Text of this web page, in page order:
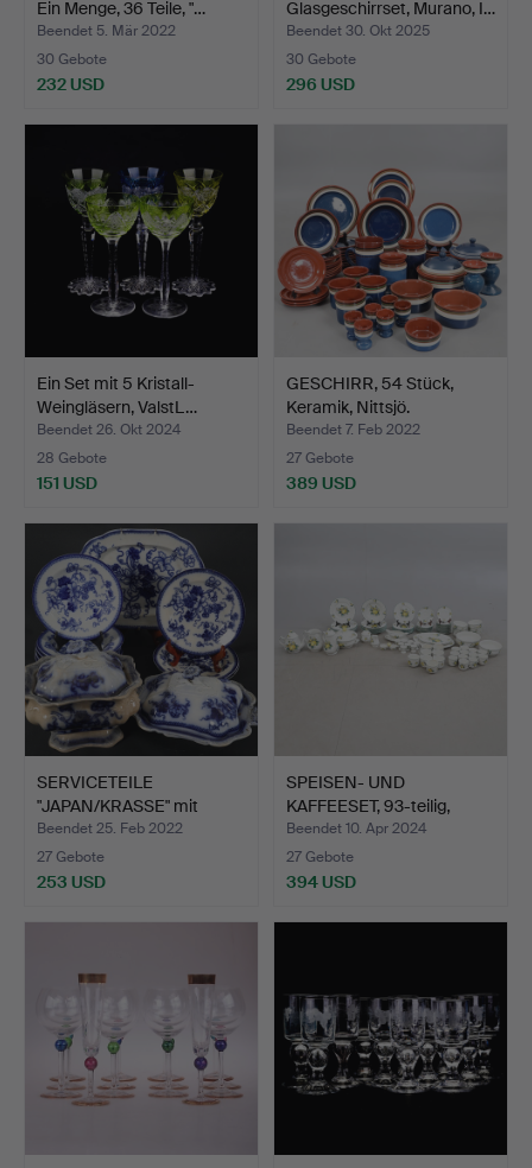
Ein Menge, 36 Teile, "…
Beendet 5. Mär 2022
30 Gebote
232 USD
Glasgeschirrset, Murano, I…
Beendet 30. Okt 2025
30 Gebote
296 USD
Ein Set mit 5 Kristall-
Weingläsern, ValstL…
Beendet 26. Okt 2024
28 Gebote
151 USD
GESCHIRR, 54 Stück,
Keramik, Nittsjö.
Beendet 7. Feb 2022
27 Gebote
389 USD
SERVICETEILE
"JAPAN/KRASSE" mit
Muster in …
Beendet 25. Feb 2022
27 Gebote
253 USD
SPEISEN- UND
KAFFEESET, 93-teilig,
„Jamaic…
Beendet 10. Apr 2024
27 Gebote
394 USD